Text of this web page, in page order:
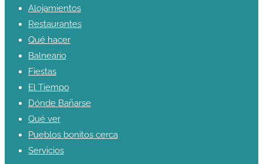
Alojamientos
Restaurantes
Qué hacer
Balneario
Fiestas
El Tiempo
Dónde Bañarse
Qué ver
Pueblos bonitos cerca
Servicios